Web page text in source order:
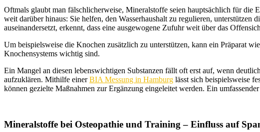
Oftmals glaubt man fälschlicherweise, Mineralstoffe seien hauptsächlich für die
weit darüber hinaus: Sie helfen, den Wasserhaushalt zu regulieren,
auseinandersetzt, erkennt, dass eine ausgewogene Zufuhr weit über das
Um beispielsweise die Knochen zusätzlich zu unterstützen, kann ein Präparat wie
Knochensystems wichtig sind.
Ein Mangel an diesen lebenswichtigen Substanzen fällt oft erst auf, wenn
aufzuklären. Mithilfe einerBIA Messung in Hamburg lässt sich beispielsweise
können gezielte Maßnahmen zur Ergänzung eingeleitet werden. Ein
Mineralstoffe bei Osteopathie und Training – Einfluss auf